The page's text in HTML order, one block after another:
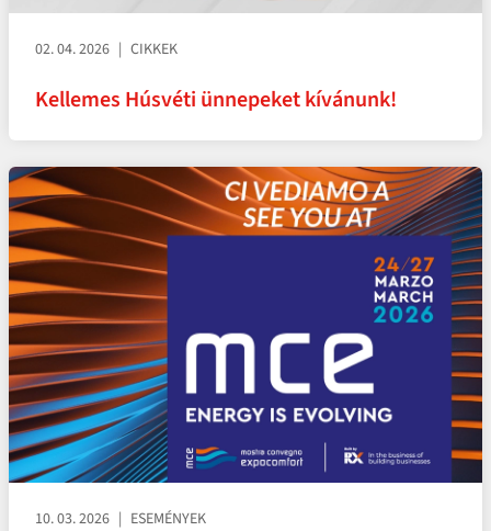
02. 04. 2026 CIKKEK
Kellemes Húsvéti ünnepeket kívánunk!
10. 03. 2026 ESEMÉNYEK